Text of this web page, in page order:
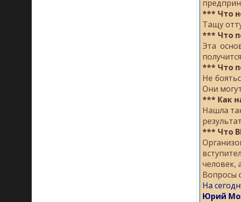
*** Что
Тащу
*** Что
Эта
*** Что
Не
Они
*** Как
Нашла
*** Что
человек,
Вопросы
На
Юрий